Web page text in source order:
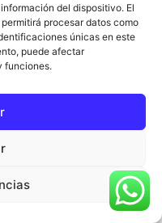
del dispositivo. El
procesar datos como
únicas en este
puede afectar
funciones.